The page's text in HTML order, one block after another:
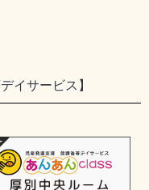
イサービス】